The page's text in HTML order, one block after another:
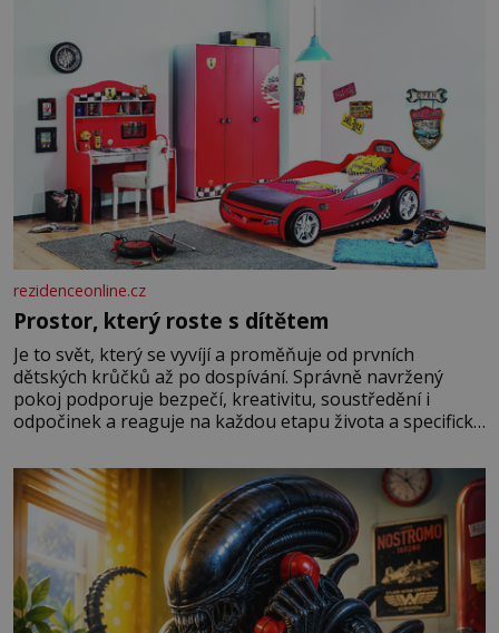
rezidenceonline.cz
Prostor, který roste s dítětem
Je to svět, který se vyvíjí a proměňuje od prvních
dětských krůčků až po dospívání. Správně navržený
pokoj podporuje bezpečí, kreativitu, soustředění i
odpočinek a reaguje na každou etapu života a specifické
měkkost a bezpečí, proto by pokoj miminka měl působit
především klidně a útulně. Předškolní věk je